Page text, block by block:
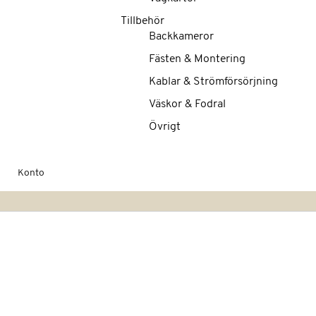
Tillbehör
Backkameror
Fästen & Montering
Kablar & Strömförsörjning
Väskor & Fodral
Övrigt
Konto